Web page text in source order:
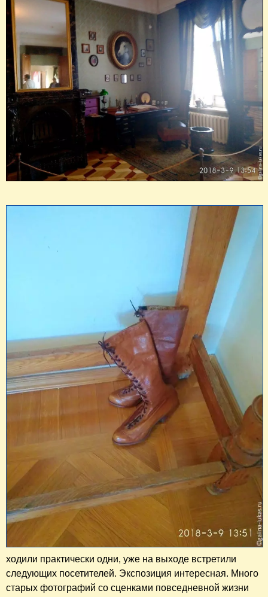
ходили практически одни, уже на выходе встретили
следующих посетителей. Экспозиция интересная. Много
старых фотографий со сценками повседневной жизни